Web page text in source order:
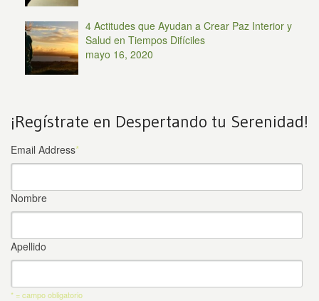
4 Actitudes que Ayudan a Crear Paz Interior y
Salud en Tiempos Difíciles
mayo 16, 2020
¡Regístrate en Despertando tu Serenidad!
Email Address*
Nombre
Apellido
* = campo obligatorio